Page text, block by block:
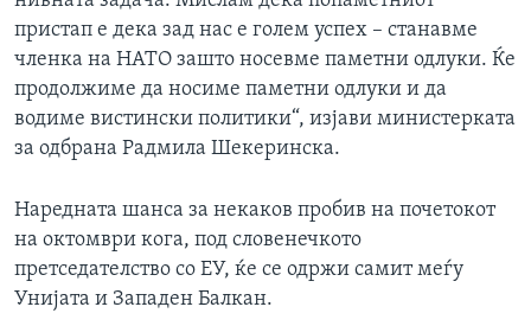
пристап е дека зад нас е голем успех – станавме
членка на НАТО зашто носевме паметни одлуки. Ќе
продолжиме да носиме паметни одлуки и да
водиме вистински политики“, изјави министерката
за одбрана Радмила Шекеринска.
Наредната шанса за некаков пробив на почетокот
на октомври кога, под словенечкото
претседателство со ЕУ, ќе се одржи самит меѓу
Унијата и Западен Балкан.